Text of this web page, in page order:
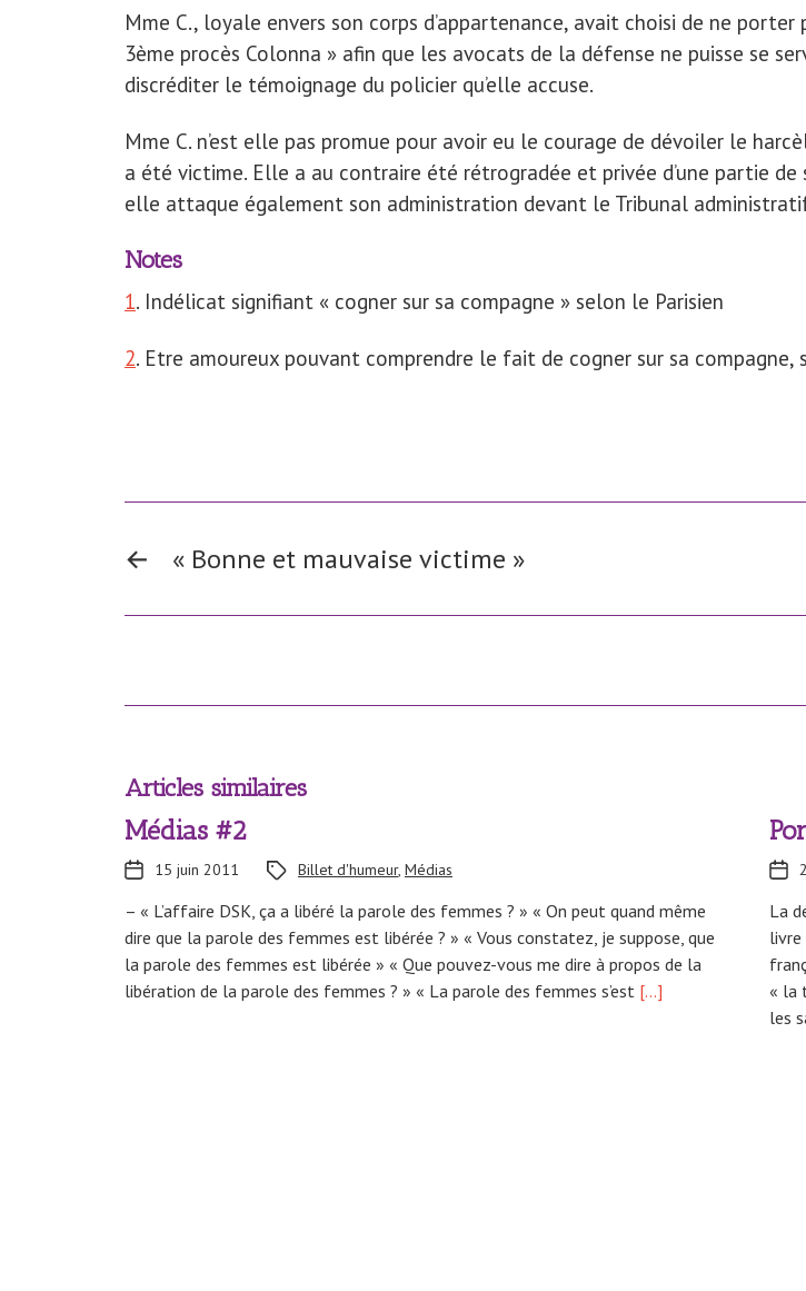
Mme C., loyale envers son corps d’appartenance, avait choisi de ne porter
3ème procès Colonna » afin que les avocats de la défense ne puisse se
discréditer le témoignage du policier qu’elle accuse.
Mme C. n’est elle pas promue pour avoir eu le courage de dévoiler le
a été victime. Elle a au contraire été rétrogradée et privée d’une partie de
elle attaque également son administration devant le Tribunal
Notes
1. Indélicat signifiant « cogner sur sa compagne » selon le Parisien
2. Etre amoureux pouvant comprendre le fait de cogner sur sa compagne,
← « Bonne et mauvaise victime »
Articles similaires
Médias #2
– « L’affaire DSK, ça a libéré la parole des femmes ? » « On peut quand même
dire que la parole des femmes est libérée ? » « Vous constatez, je suppose, que
la parole des femmes est libérée » « Que pouvez-vous me dire à propos de la
libération de la parole des femmes ? » « La parole des femmes s’est […]
15 juin 2011 Billet d'humeur, Médias
La
livre
« la
les